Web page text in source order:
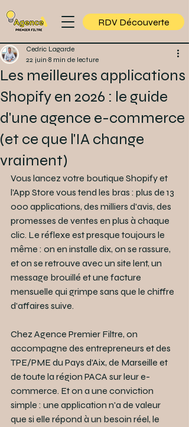
RDV Découverte
Les meilleures applications
Shopify en 2026 : le guide
d'une agence e-commerce
(et ce que l'IA change
vraiment)
Cedric Lagarde
22 juin 8 min de lecture
Vous lancez votre boutique Shopify et
l'App Store vous tend les bras : plus de 13
000 applications, des milliers d'avis, des
promesses de ventes en plus à chaque
clic. Le réflexe est presque toujours le
même : on en installe dix, on se rassure,
et on se retrouve avec un site lent, un
message brouillé et une facture
mensuelle qui grimpe sans que le chiffre
d'affaires suive.
Chez Agence Premier Filtre, on
accompagne des entrepreneurs et des
TPE/PME du Pays d'Aix, de Marseille et
de toute la région PACA sur leur e-
commerce. Et on a une conviction
simple : une application n'a de valeur
que si elle répond à un besoin réel, le